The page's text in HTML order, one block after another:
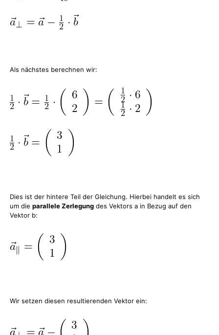
Als nächstes berechnen wir:
Dies ist der hintere Teil der Gleichung. Hierbei handelt es sich
um die parallele Zerlegung des Vektors a in Bezug auf den
Vektor b:
Wir setzen diesen resultierenden Vektor ein: